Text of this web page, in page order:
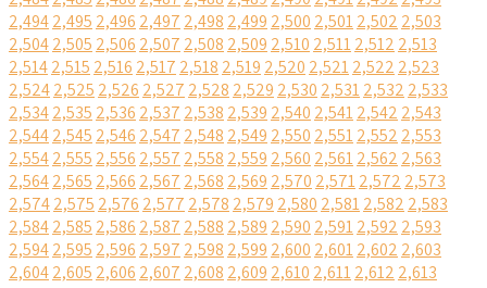
2,4942,495 2,496 2,497 2,498 2,499 2,500 2,5012,502 2,503
2,5042,505 2,506 2,507 2,508 2,509 2,510 2,5112,512 2,513
2,5142,515 2,516 2,517 2,518 2,519 2,520 2,5212,522 2,523
2,5242,525 2,526 2,527 2,528 2,529 2,530 2,5312,532 2,533
2,5342,535 2,536 2,537 2,538 2,539 2,540 2,5412,542 2,543
2,5442,545 2,546 2,547 2,548 2,549 2,550 2,5512,552 2,553
2,5542,555 2,556 2,557 2,558 2,559 2,560 2,5612,562 2,563
2,5642,565 2,566 2,567 2,568 2,569 2,570 2,5712,572 2,573
2,5742,575 2,576 2,577 2,578 2,579 2,580 2,5812,582 2,583
2,5842,585 2,586 2,587 2,588 2,589 2,590 2,5912,592 2,593
2,5942,595 2,596 2,597 2,598 2,599 2,600 2,6012,602 2,603
2,6042,605 2,606 2,607 2,608 2,609 2,610 2,6112,612 2,613